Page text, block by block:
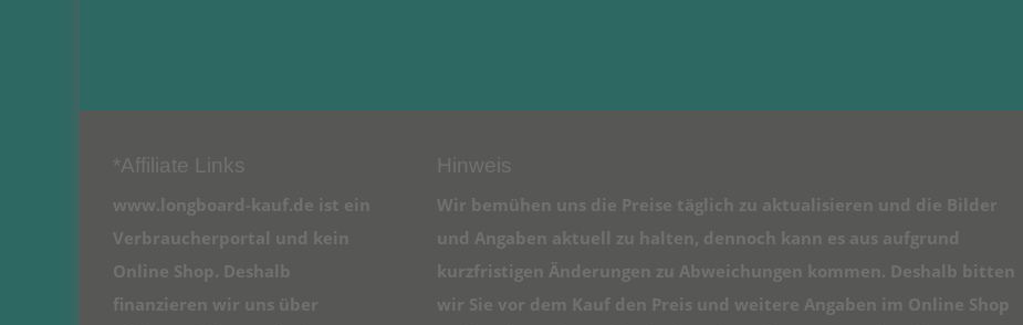
*Affiliate Links
www.longboard-kauf.de ist ein
Verbraucherportal und kein
Online Shop. Deshalb
finanzieren wir uns über
Hinweis
Wir bemühen uns die Preise täglich zu aktualisieren und die Bilder
und Angaben aktuell zu halten, dennoch kann es aus aufgrund
kurzfristigen Änderungen zu Abweichungen kommen. Deshalb bitten
wir Sie vor dem Kauf den Preis und weitere Angaben im Online Shop